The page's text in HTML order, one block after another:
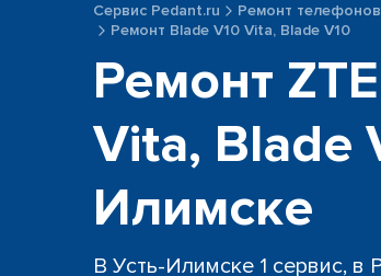
Сервис Pedant.ru Ремонт телефонов
Ремонт Blade V10 Vita, Blade V10
Ремонт
Vita, Blade
Илимске
В Усть-Илимске 1 сервис, в